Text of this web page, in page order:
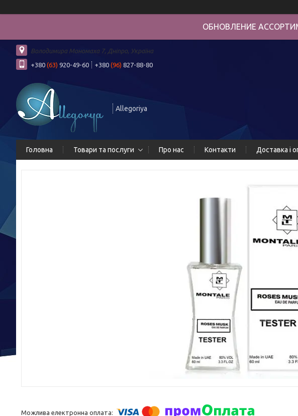
ОБНОВЛЕНИЕ
Володимира Мономаха 7, Дніпро, Україна
+380 (63) 920-49-60 +380 (96) 827-88-80
Allegoriya
Головна Товари та послуги Про нас Контакти Доставка і